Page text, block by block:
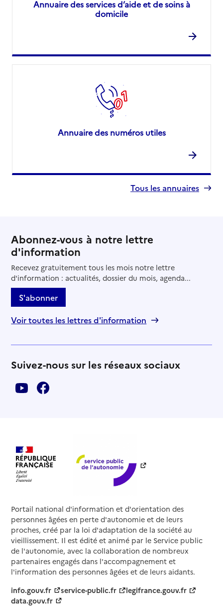
Annuaire des services d’aide et de soins à
domicile
Annuaire des numéros utiles
Tous les annuaires
Abonnez-vous à notre lettre
d'information
Recevez gratuitement tous les mois notre lettre
d'information : actualités, dossier du mois, agenda...
S'abonner
Voir toutes les lettres d'information
Suivez-nous sur les réseaux sociaux
Portail national d'information et d'orientation des
personnes âgées en perte d'autonomie et de leurs
proches, créé par la loi d'adaptation de la société au
vieillissement. Il est édité et animé par le Service public
de l'autonomie, avec la collaboration de nombreux
partenaires engagés dans l'accompagnement et
l'information des personnes âgées et de leurs aidants.
info.gouv.fr
service-public.fr
legifrance.gouv.fr
data.gouv.fr